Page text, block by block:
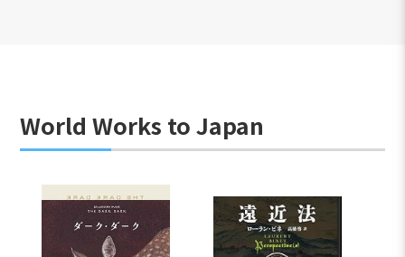
World Works to Japan